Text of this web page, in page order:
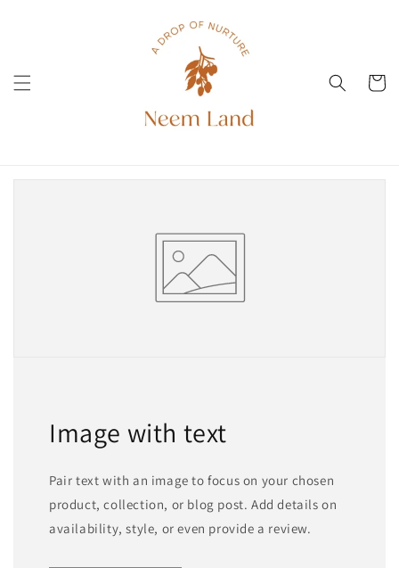
Voziček
Image with text
Pair text with an image to focus on your chosen
product, collection, or blog post. Add details on
availability, style, or even provide a review.